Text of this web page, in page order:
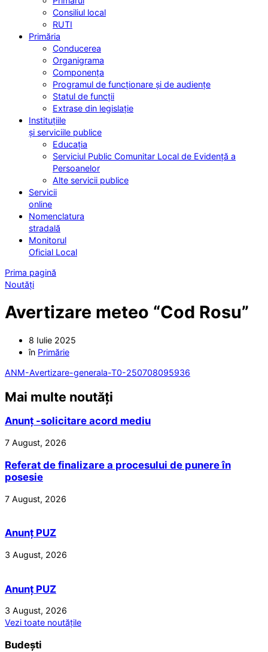
Consiliul local
RUTI
Primăria
Conducerea
Organigrama
Componența
Programul de funcționare și de audiențe
Statul de funcții
Extrase din legislație
Instituțiile
și serviciile publice
Educația
Serviciul Public Comunitar Local de Evidență a
Persoanelor
Alte servicii publice
Servicii
online
Nomenclatura
stradală
Monitorul
Oficial Local
Prima pagină
Noutăți
Avertizare meteo “Cod Rosu”
8 Iulie 2025
în Primărie
ANM-Avertizare-generala-T0-250708095936
Mai multe noutăți
Anunț -solicitare acord mediu
7 August, 2026
Referat de finalizare a procesului de punere în
posesie
7 August, 2026
Anunț PUZ
3 August, 2026
Anunț PUZ
3 August, 2026
Vezi toate noutățile
Budești